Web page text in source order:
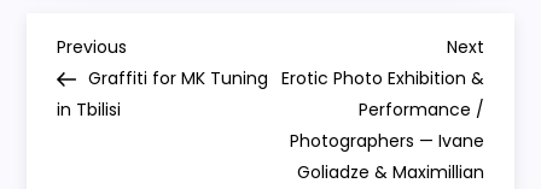
the
P
o
Previous
Post
Previous
Graffiti for MK Tuning
in Tbilisi
Next
Post
Next
Erotic Photo Exhibition &
Performance /
Photographers — Ivane
Goliadze & Maximillian